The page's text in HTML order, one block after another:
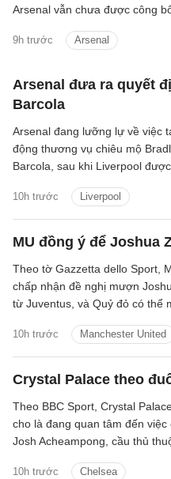
9h trước Arsenal
Arsenal vẫn chưa được công
Arsenal đưa ra quyết
Barcola
10h trước Liverpool
Arsenal đang lưỡng lự về việc
động thương vụ chiêu mộ
Barcola, sau khi Liverpool được
MU đồng ý để Joshua
10h trước Manchester United
Theo tờ Gazzetta dello Sport,
chấp nhận đề nghị mượn
từ Juventus, và Quỷ đỏ có thể
2026.
Crystal Palace theo
10h trước Chelsea
Theo BBC Sport, Crystal
cho là đang quan tâm đến việc
Josh Acheampong, cầu thủ